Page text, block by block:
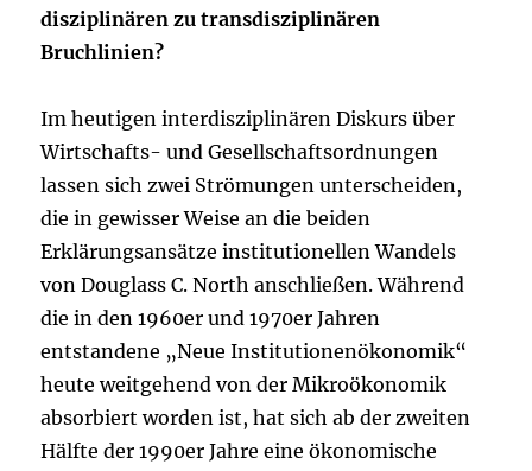
disziplinären zu transdisziplinären
Bruchlinien?
Im heutigen interdisziplinären Diskurs über
Wirtschafts- und Gesellschaftsordnungen
lassen sich zwei Strömungen unterscheiden,
die in gewisser Weise an die beiden
Erklärungsansätze institutionellen Wandels
von Douglass C. North anschließen. Während
die in den 1960er und 1970er Jahren
entstandene „Neue Institutionenökonomik“
heute weitgehend von der Mikroökonomik
absorbiert worden ist, hat sich ab der zweiten
Hälfte der 1990er Jahre eine ökonomische